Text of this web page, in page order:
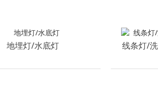
地埋灯/水底灯 线条灯/